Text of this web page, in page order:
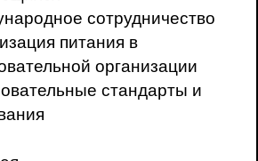
сотрудничество
питания в
организации
стандарты и